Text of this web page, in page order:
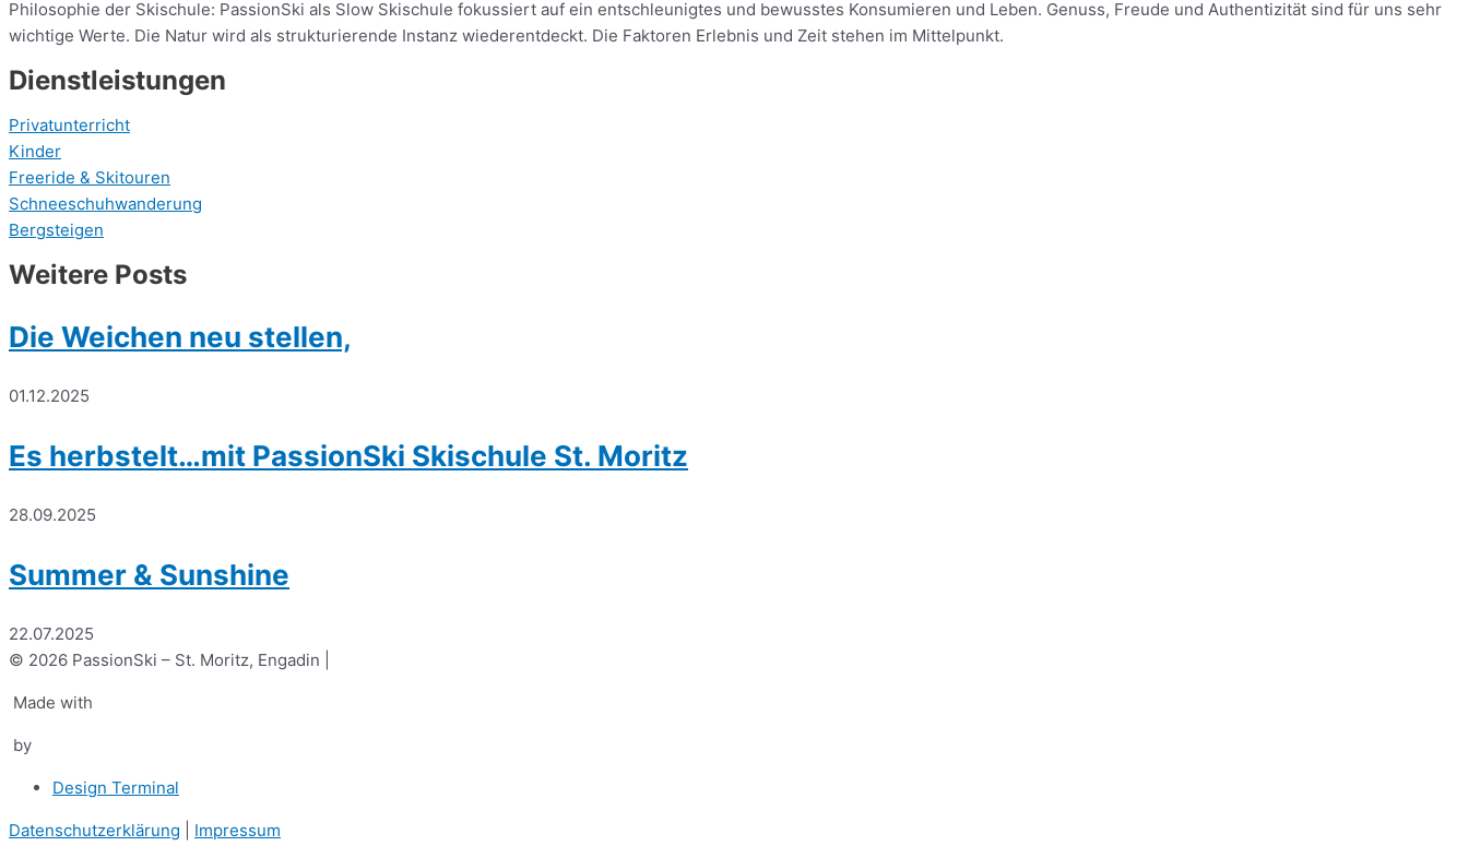
Philosophie der Skischule: PassionSki als Slow Skischule fokussiert auf ein entschleunigtes und bewusstes Konsumieren und Leben. Genuss, Freude und Authentizität sind für uns sehr
wichtige Werte. Die Natur wird als strukturierende Instanz wiederentdeckt. Die Faktoren Erlebnis und Zeit stehen im Mittelpunkt.
Dienstleistungen
Privatunterricht
Kinder
Freeride & Skitouren
Schneeschuhwanderung
Bergsteigen
Weitere Posts
Die Weichen neu stellen,
01.12.2025
Es herbstelt…mit PassionSki Skischule St. Moritz
28.09.2025
Summer & Sunshine
22.07.2025
© 2026 PassionSki – St. Moritz, Engadin |
Made with
by
Design Terminal
Datenschutzerklärung Impressum